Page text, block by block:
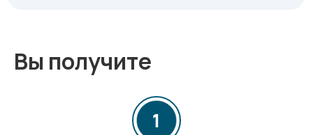
Вы получите